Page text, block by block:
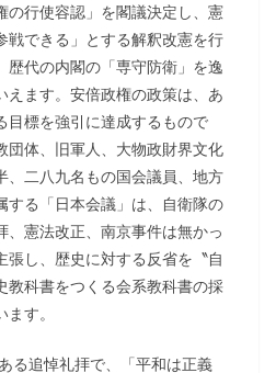
の行使容認」を閣議決定し、憲
戦できる」とする解釈改憲を行
歴代の内閣の「専守防衛」を逸
えます。安倍政権の政策は、あ
目標を強引に達成するもので
団体、旧軍人、大物政財界文化
、二八九名もの国会議員、地方
する「日本会議」は、自衛隊の
、憲法改正、南京事件は無かっ
張し、歴史に対する反省を〝自
教科書をつくる会系教科書の採
す。
る追悼礼拝で、「平和は正義